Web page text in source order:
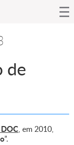
de
, em 2010,
”.